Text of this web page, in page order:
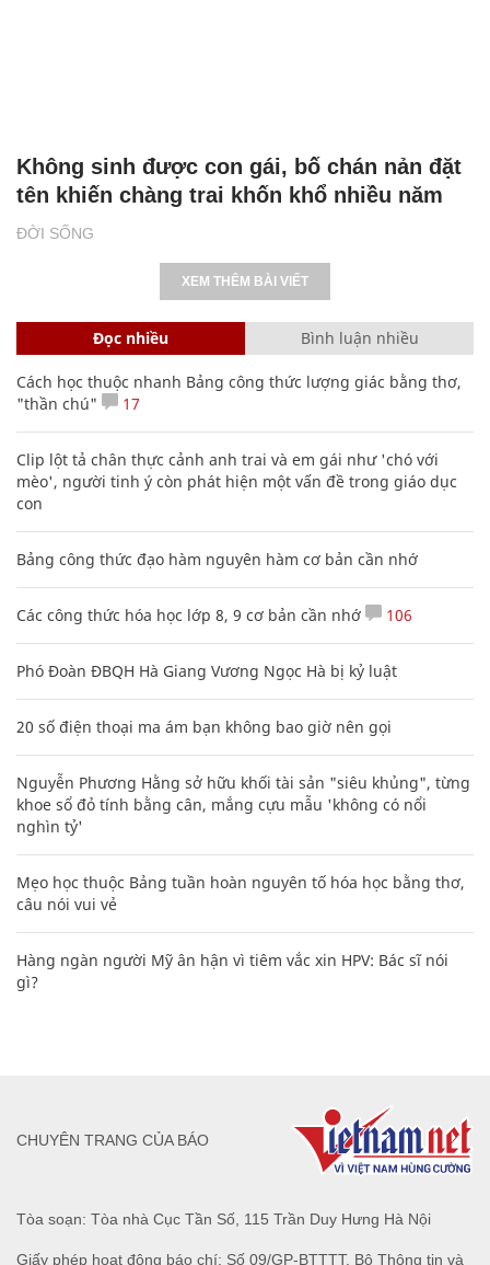
ĐỜI SỐNG
Không sinh được con gái, bố chán nản đặt
tên khiến chàng trai khốn khổ nhiều năm
XEM THÊM BÀI VIẾT
Đọc nhiều Bình luận nhiều
Cách học thuộc nhanh Bảng công thức lượng giác bằng thơ,
"thần chú"
17
Clip lột tả chân thực cảnh anh trai và em gái như 'chó với
mèo', người tinh ý còn phát hiện một vấn đề trong giáo dục
con
Bảng công thức đạo hàm nguyên hàm cơ bản cần nhớ
Các công thức hóa học lớp 8, 9 cơ bản cần nhớ 106
Phó Đoàn ĐBQH Hà Giang Vương Ngọc Hà bị kỷ luật
20 số điện thoại ma ám bạn không bao giờ nên gọi
Nguyễn Phương Hằng sở hữu khối tài sản "siêu khủng", từng
khoe sổ đỏ tính bằng cân, mắng cựu mẫu 'không có nổi
nghìn tỷ'
Mẹo học thuộc Bảng tuần hoàn nguyên tố hóa học bằng thơ,
câu nói vui vẻ
Hàng ngàn người Mỹ ân hận vì tiêm vắc xin HPV: Bác sĩ nói
gì?
Tòa soạn: Tòa nhà Cục Tần Số, 115 Trần Duy Hưng Hà Nội
Giấy phép hoạt động báo chí: Số 09/GP-BTTTT, Bộ Thông tin và
CHUYÊN TRANG CỦA BÁO